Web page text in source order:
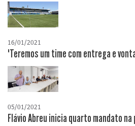
16/01/2021
"Teremos um time com entrega e
05/01/2021
Flávio Abreu inicia quarto mandato